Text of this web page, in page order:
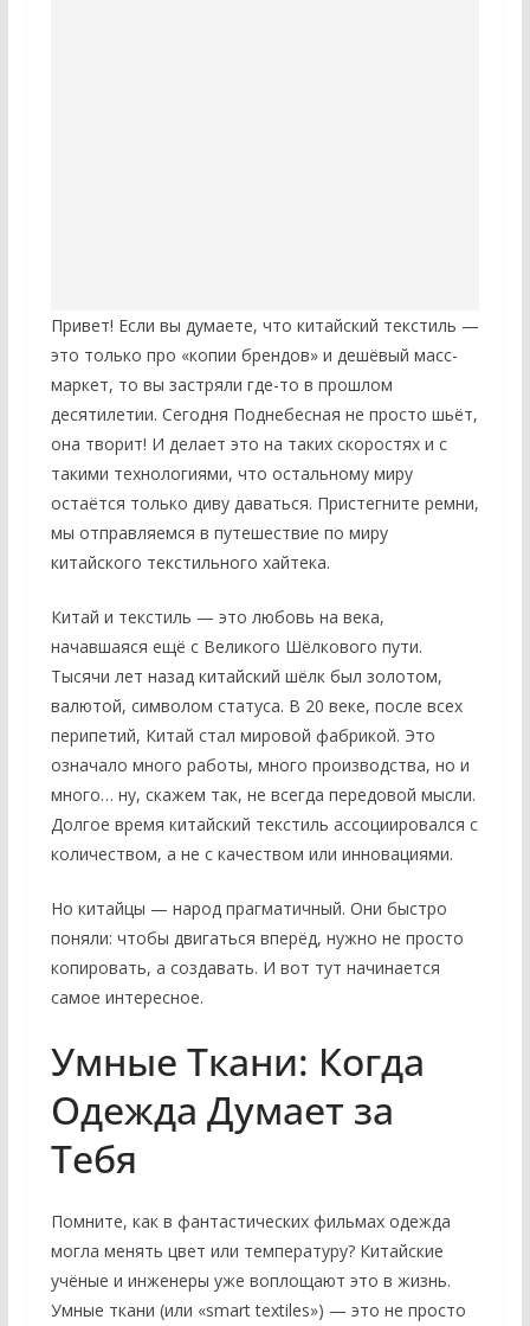
Привет! Если вы думаете, что китайский текстиль —
это только про «копии брендов» и дешёвый масс-
маркет, то вы застряли где-то в прошлом
десятилетии. Сегодня Поднебесная не просто шьёт,
она творит! И делает это на таких скоростях и с
такими технологиями, что остальному миру
остаётся только диву даваться. Пристегните ремни,
мы отправляемся в путешествие по миру
китайского текстильного хайтека.
Китай и текстиль — это любовь на века,
начавшаяся ещё с Великого Шёлкового пути.
Тысячи лет назад китайский шёлк был золотом,
валютой, символом статуса. В 20 веке, после всех
перипетий, Китай стал мировой фабрикой. Это
означало много работы, много производства, но и
много… ну, скажем так, не всегда передовой мысли.
Долгое время китайский текстиль ассоциировался с
количеством, а не с качеством или инновациями.
Но китайцы — народ прагматичный. Они быстро
поняли: чтобы двигаться вперёд, нужно не просто
копировать, а создавать. И вот тут начинается
самое интересное.
Умные Ткани: Когда
Одежда Думает за
Тебя
Помните, как в фантастических фильмах одежда
могла менять цвет или температуру? Китайские
учёные и инженеры уже воплощают это в жизнь.
Умные ткани (или «smart textiles») — это не просто